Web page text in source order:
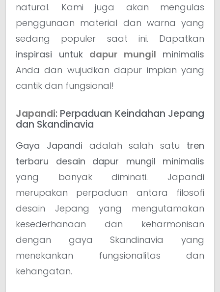
natural. Kami juga akan mengulas
penggunaan material dan warna yang
sedang populer saat ini. Dapatkan
inspirasi untuk dapur mungil minimalis
Anda dan wujudkan dapur impian yang
cantik dan fungsional!
Japandi: Perpaduan Keindahan Jepang
dan Skandinavia
Gaya Japandi adalah salah satu tren
terbaru desain dapur mungil minimalis
yang banyak diminati. Japandi
merupakan perpaduan antara filosofi
desain Jepang yang mengutamakan
kesederhanaan dan keharmonisan
dengan gaya Skandinavia yang
menekankan fungsionalitas dan
kehangatan.